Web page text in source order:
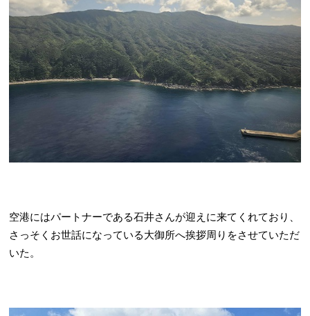
空港にはパートナーである石井さんが迎えに来てくれており、
さっそくお世話になっている大御所へ挨拶周りをさせていただ
いた。